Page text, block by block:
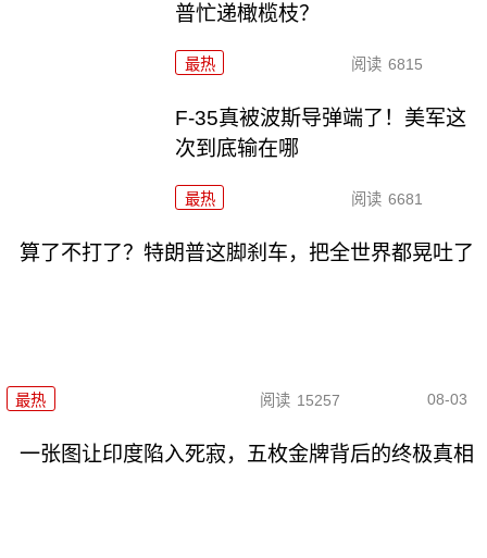
普忙递橄榄枝？
最热 阅读 6815
F-35真被波斯导弹端了！美军这
次到底输在哪
最热 阅读 6681
算了不打了？特朗普这脚刹车，把全世界都晃吐了
最热 阅读 15257 08-03
一张图让印度陷入死寂，五枚金牌背后的终极真相